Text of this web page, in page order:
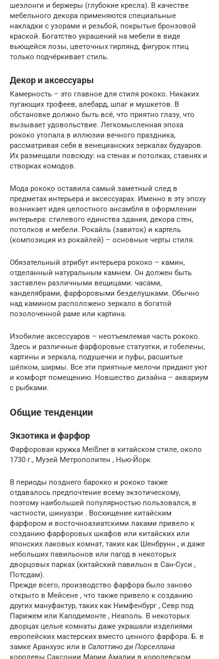
шезлонги и бержеры (глубокие кресла). В качестве
мебельного декора применяются специальные
накладки с узорами и резьбой, покрытые бронзовой
краской. Богатство украшений на мебели в виде
вьющейся лозы, цветочных гирлянд, фигурок птиц
только подчёркивает стиль.
Декор и аксессуары
Камерность – это главное для стиля рококо. Никаких
пугающих трофеев, алебард, шпаг и мушкетов. В
обстановке должно быть всё, что приятно глазу, что
вызывает удовольствие. Легкомысленная эпоха
рококо утопала в иллюзии вечного праздника,
рассматривая себя в венецианских зеркалах будуаров.
Их размещали повсюду: на стенах и потолках, ставнях и
створках комодов.
Мода рококо оставила самый заметный след в
предметах интерьера и аксессуарах. Именно в эту эпоху
возникает идея целостного ансамбля в оформлении
интерьера: стилевого единства здания, декора стен,
потолков и мебели. Рокайль (завиток) и картель
(композиция из рокайлей) – основные черты стиля.
Обязательный атрибут интерьера рококо – камин,
отделанный натуральным камнем. Он должен быть
заставлен различными вещицами: часами,
канделябрами, фарфоровыми безделушками. Обычно
над камином расположено зеркало в богатой
позолоченной раме или картина.
Изобилие аксессуаров – неотъемлемая часть рококо.
Здесь и различные фарфоровые статуэтки, и гобелены,
картины и зеркала, подушечки и пуфы, расшитые
шёлком, ширмы. Все эти приятные мелочи придают уют
и комфорт помещению. Новшество дизайна – аквариум
с рыбками.
Общие тенденции
Экзотика и фарфор
Фарфоровая кружка Meißner в китайском стиле, около
1730 г., Музей Метрополитен , Нью-Йорк
В периоды позднего барокко и рококо также
отдавалось предпочтение всему экзотическому,
поэтому наибольшей популярностью пользовался, в
частности, шинуазри . Восхищение китайским
фарфором и восточноазиатскими лаками привело к
созданию фарфоровых шкафов или китайских или
японских лаковых комнат, таких как Шенбрунн , и даже
небольших павильонов или пагод в некоторых
дворцовых парках (китайский павильон в Сан-Суси ,
Потсдам).
Прежде всего, производство фарфора было заново
открыто в Мейсене , что также привело к созданию
других мануфактур, таких как Нимфенбург , Севр под
Парижем или Каподимонте , Неаполь. В некоторых
дворцах целые комнаты даже украшали изделиями
европейских мастерских вместо ценного фарфора. Б. в
замке Аранхуэс или в Салоттино ди Порселлана
королевы Саксонии Марии Амалии в королевском